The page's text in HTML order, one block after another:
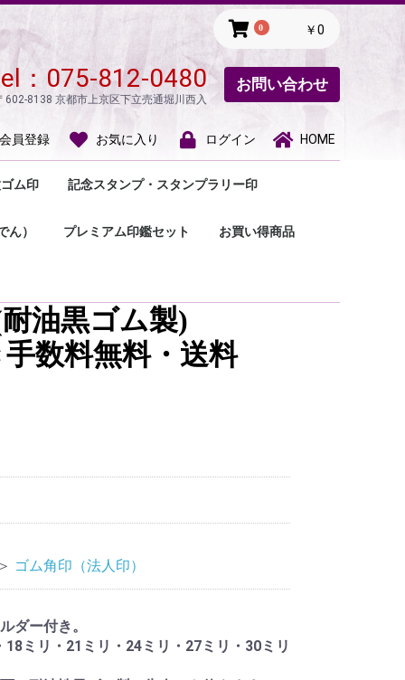
0 ￥0
： 075-812-0480
602-8138 京都市上京区下立売通堀川西入
お問い合わせ
員登録 お気に入り ログイン HOME
ム印
印・趣味の印 一文字印
游印‣関防印
蔵書印
落款印
印・風雅印
タイプ住所印
手用ゴム印・手形
用（人体図）ゴム
袋用ゴム印・慶弔
前印・氏名印・ご
他のゴム印
記念スタンプ・スタンプラリー印
観光スタンプ
スタンプラリー印
ん） プレミアム印鑑セット お買い得商品
油黒ゴム製)
数料無料・送料
＞ ゴム角印（法人印）
ダー付き。
ミリ・21ミリ・24ミリ・27ミリ・30ミリ